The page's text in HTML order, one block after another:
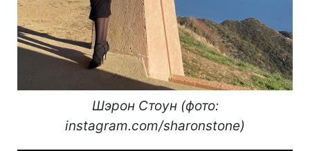
Шэрон Стоун (фото:
instagram.com/sharonstone)